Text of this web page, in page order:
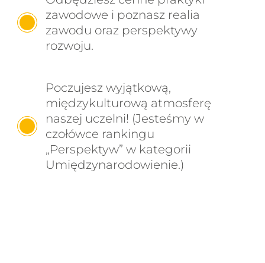
zawodowe i poznasz realia
zawodu oraz perspektywy
rozwoju.
Poczujesz wyjątkową,
międzykulturową atmosferę
naszej uczelni! (Jesteśmy w
czołówce rankingu
„Perspektyw” w kategorii
Umiędzynarodowienie.)